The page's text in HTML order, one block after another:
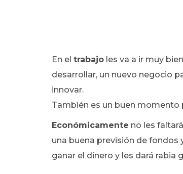
En el trabajo les va a ir muy
desarrollar, un nuevo negocio
innovar.
También es un buen momento
Económicamente no les
una buena previsión de fondos
ganar el dinero y les dará rabia